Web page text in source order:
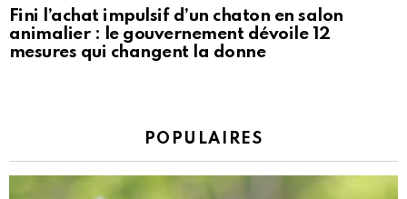
Fini l’achat impulsif d’un chaton en salon
animalier : le gouvernement dévoile 12
mesures qui changent la donne
POPULAIRES